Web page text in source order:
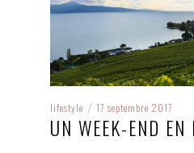
lifestyle / 17 septembre 2017
UN WEEK-END EN